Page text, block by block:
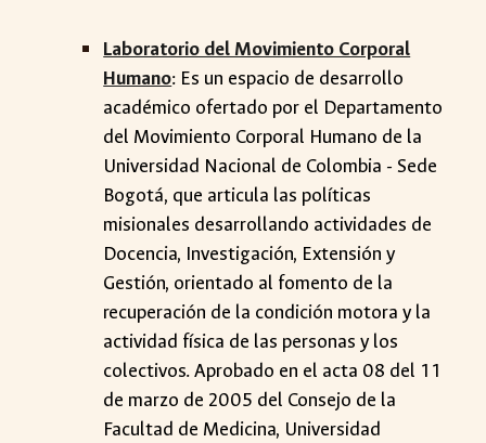
Laboratorio del Movimiento Corporal
Humano: Es un espacio de desarrollo
académico ofertado por el Departamento
del Movimiento Corporal Humano de la
Universidad Nacional de Colombia - Sede
Bogotá, que articula las políticas
misionales desarrollando actividades de
Docencia, Investigación, Extensión y
Gestión, orientado al fomento de la
recuperación de la condición motora y la
actividad física de las personas y los
colectivos. Aprobado en el acta 08 del 11
de marzo de 2005 del Consejo de la
Facultad de Medicina, Universidad